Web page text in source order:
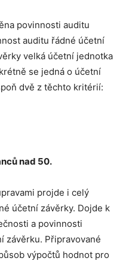
povinnosti auditu
auditu řádné účetní
velká účetní jednotka
se jedná o účetní
dvě z těchto kritérií:
nad 50.
projde i celý
účetní závěrky. Dojde k
a povinnosti
závěrku. Připravované
výpočtů hodnot pro